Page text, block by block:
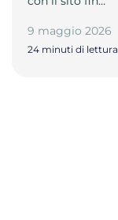
9 maggio 2026
24 minuti di lettura